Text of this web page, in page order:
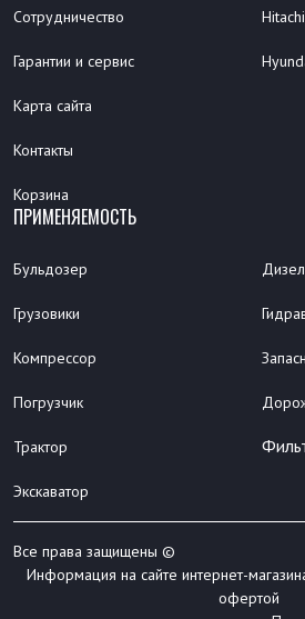
Сотрудничество
Гарантии и сервис
Карта сайта
Контакты
Корзина
Hitachi
ПРИМЕНЯЕМОСТЬ
Бульдозер
Грузовики
Компрессор
Погрузчик
Трактор
Экскаватор
Все права защищены ©
Информация на сайте интернет-
офертой